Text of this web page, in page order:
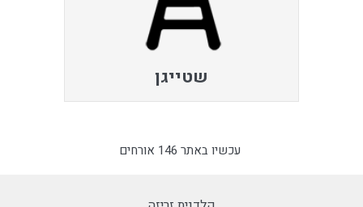
שטייגן
עכשיו באתר 146 אורחים